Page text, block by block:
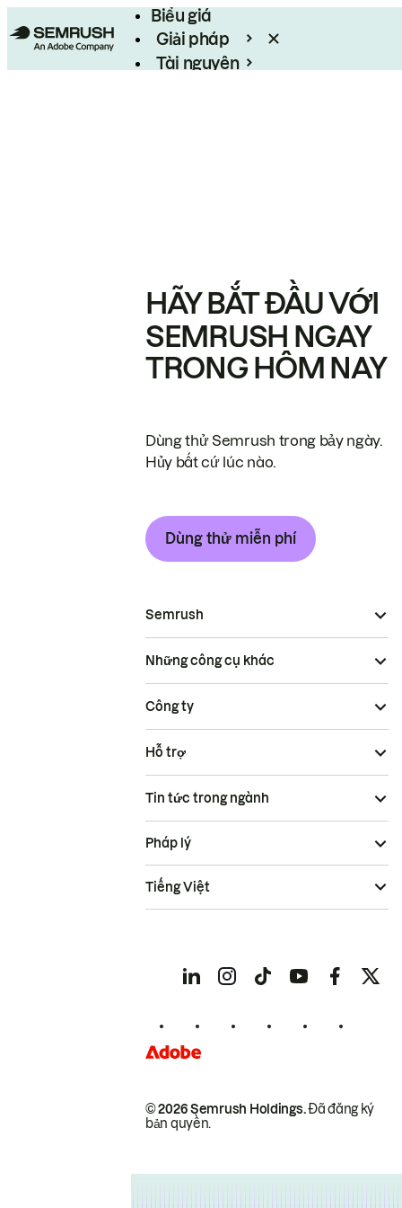
Biểu giá
Giải pháp
Tài nguyên
HÃY BẮT ĐẦU VỚI
SEMRUSH NGAY
TRONG HÔM NAY
Dùng thử Semrush trong bảy ngày.
Hủy bất cứ lúc nào.
Dùng thử miễn phí
Semrush
Những công cụ khác
Công ty
Hỗ trợ
Tin tức trong ngành
© 2026 Semrush Holdings.Đã đăng ký
bản quyền.
Pháp lý
Tiếng Việt